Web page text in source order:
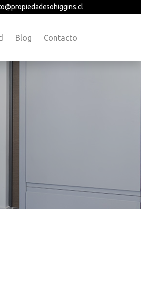
Blog Contacto